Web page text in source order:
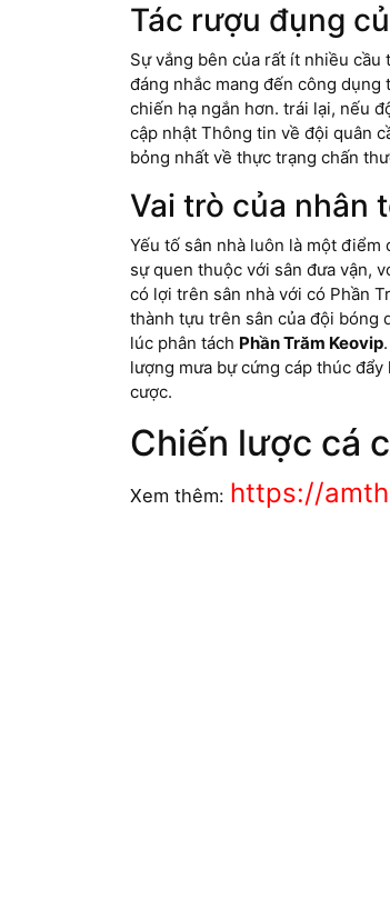
Tác rượu đụng
Sự vắng bên của rất ít nhiều
đáng nhắc mang đến công
chiến hạ ngắn hơn. trái lại, nếu
cập nhật Thông tin về đội quân
bỏng nhất về thực trạng chấn
Vai trò của nhân
Yếu tố sân nhà luôn là một
sự quen thuộc với sân đưa vận,
có lợi trên sân nhà với có Phần
thành tựu trên sân của đội bóng
lúc phân tách Phần Trăm Keovip
lượng mưa bự cứng cáp thúc
cược.
Chiến lược cá
Xem thêm: https://